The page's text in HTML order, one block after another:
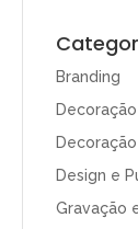
Branding
Design e
Gravação